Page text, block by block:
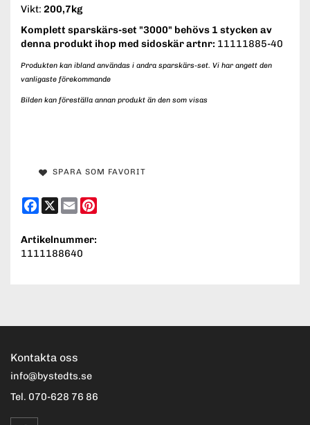
Vikt: 200,7kg
Komplett sparskärs-set "3000" behövs 1 stycken av
denna produkt ihop med sidoskär artnr: 11111885-40
Produkten kan ibland användas i andra sparskärs-set. Vi har angett den
vanligaste förekommande
Bilden kan föreställa annan produkt än den som visas
SPARA SOM FAVORIT
Facebook
X Email
Artikelnummer:
1111188640
Kontakta oss
info@bystedts.se
Tel. 070-628 76 86